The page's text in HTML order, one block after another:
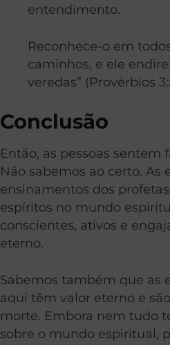
entendimento.
Reconhece-o em
caminhos, e ele
veredas” (Provérbios
Conclusão
Então, as pessoas sentem
Não sabemos ao certo. As
ensinamentos dos
espíritos no mundo
conscientes, ativos e
eterno.
Sabemos também que as
aqui têm valor eterno e
morte. Embora nem tudo
sobre o mundo espiritual,